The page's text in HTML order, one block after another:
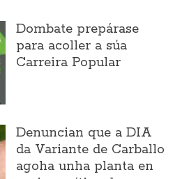
Dombate prepárase
para acoller a súa
Carreira Popular
Denuncian que a DIA
da Variante de Carballo
agoha unha planta en